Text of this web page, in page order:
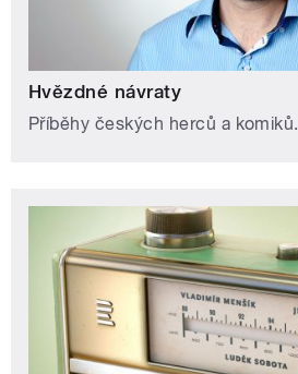
Hvězdné návraty
Příběhy českých herců a komiků.